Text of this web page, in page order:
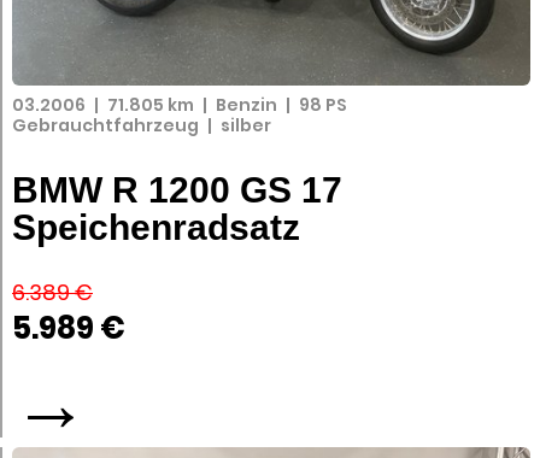
03.2006 | 71.805 km | Benzin | 98 PS
Gebrauchtfahrzeug | silber
BMW R 1200 GS 17
Speichenradsatz
6.389 €
5.989 €
→